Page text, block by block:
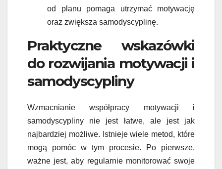
od planu pomaga utrzymać motywację
oraz zwiększa samodyscyplinę.
Praktyczne wskazówki
do rozwijania motywacji i
samodyscypliny
Wzmacnianie współpracy motywacji i
samodyscypliny nie jest łatwe, ale jest jak
najbardziej możliwe. Istnieje wiele metod, które
mogą pomóc w tym procesie. Po pierwsze,
ważne jest, aby regularnie monitorować swoje